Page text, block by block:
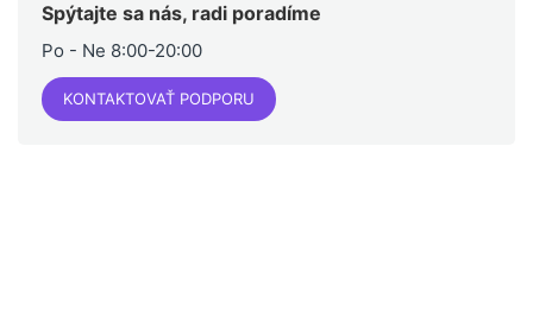
Spýtajte sa nás, radi poradíme
Po - Ne 8:00-20:00
KONTAKTOVAŤ PODPORU